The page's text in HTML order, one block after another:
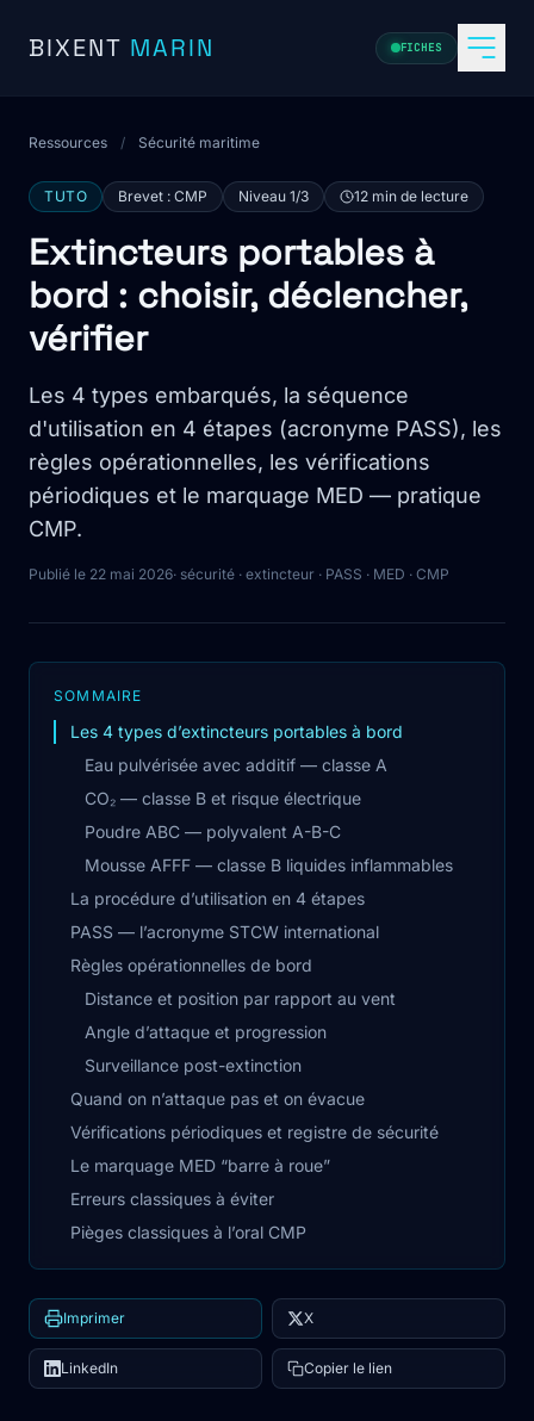
BIXENT MARIN FICHES
Ressources / Sécurité maritime
TUTO Brevet : CMP Niveau 1/3 12 min de lecture
Extincteurs portables à
bord : choisir, déclencher,
vérifier
Les 4 types embarqués, la séquence
d'utilisation en 4 étapes (acronyme PASS), les
règles opérationnelles, les vérifications
périodiques et le marquage MED — pratique
CMP.
Publié le 22 mai 2026· sécurité · extincteur · PASS · MED · CMP
SOMMAIRE
Les 4 types d’extincteurs portables à bord
Eau pulvérisée avec additif — classe A
CO₂ — classe B et risque électrique
Poudre ABC — polyvalent A-B-C
Mousse AFFF — classe B liquides inflammables
La procédure d’utilisation en 4 étapes
PASS — l’acronyme STCW international
Règles opérationnelles de bord
Distance et position par rapport au vent
Angle d’attaque et progression
Surveillance post-extinction
Quand on n’attaque pas et on évacue
Vérifications périodiques et registre de sécurité
Le marquage MED “barre à roue”
Erreurs classiques à éviter
Pièges classiques à l’oral CMP
Imprimer X
LinkedIn Copier le lien